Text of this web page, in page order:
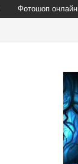
Фотошоп онлайн